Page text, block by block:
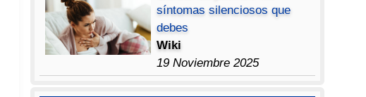
síntomas silenciosos que
debes
Wiki
19 Noviembre 2025